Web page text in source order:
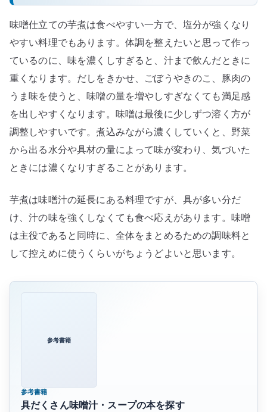
味噌仕立ての芋煮は食べやすい一方で、塩分が強くなり
やすい料理でもあります。体調を整えたいと思って作っ
ているのに、味を濃くしすぎると、汁まで飲んだときに
重くなります。だしをきかせ、ごぼうやきのこ、豚肉の
うま味を使うと、味噌の量を増やしすぎなくても満足感
を出しやすくなります。味噌は最後に少しずつ溶く方が
調整しやすいです。煮込みながら濃くしていくと、野菜
から出る水分や具材の量によって味が変わり、気づいた
ときには濃くなりすぎることがあります。
芋煮は味噌汁の延長にある料理ですが、具が多い分だ
け、汁の味を強くしなくても食べ応えがあります。味噌
は主役であると同時に、全体をまとめるための調味料と
して控えめに使うくらいがちょうどよいと思います。
参考書籍
参考書籍
具だくさん味噌汁・スープの本を探す